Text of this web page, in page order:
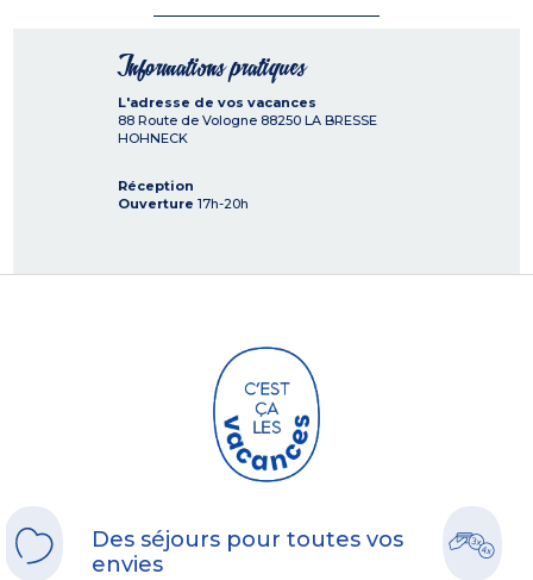
Informations pratiques
L'adresse de vos vacances
88 Route de Vologne 88250 LA BRESSE
HOHNECK
Réception
Ouverture 17h-20h
Des séjours pour toutes vos
envies